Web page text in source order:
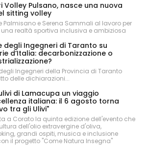
Volley Pulsano, nasce una nuova
sitting volley
Palmisano e Serena Sammali al lavoro per
una realtà sportiva inclusiva e ambiziosa
degli Ingegneri di Taranto su
d’Italia: decarbonizzazione o
degli Ingegneri della Provincia di Taranto
delle dichiarazioni...
di Lamacupa un viaggio
italiana: il 6 agosto torna
tra gli Ulivi"
a Corato la quinta edizione dell'evento che
dell'olio extravergine d'oliva,
grandi ospiti, musica e inclusione
il progetto "Come Natura Insegna"